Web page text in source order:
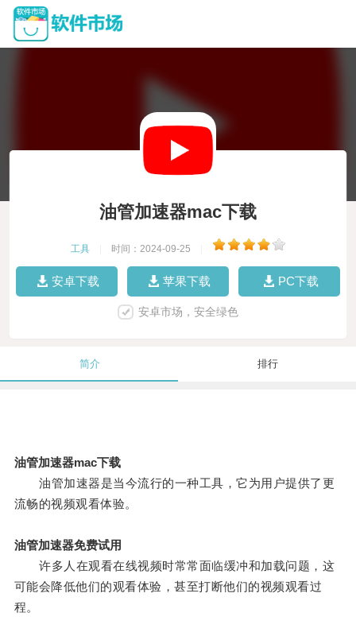
油管加速器mac下载
工具 时间：2024-09-25
安卓下载 苹果下载 PC下载
安卓市场，安全绿色
简介 排行
油管加速器mac下载
油管加速器是当今流行的一种工具，它为用户提供了更
流畅的视频观看体验。
油管加速器免费试用
许多人在观看在线视频时常常面临缓冲和加载问题，这
可能会降低他们的观看体验，甚至打断他们的视频观看过
程。